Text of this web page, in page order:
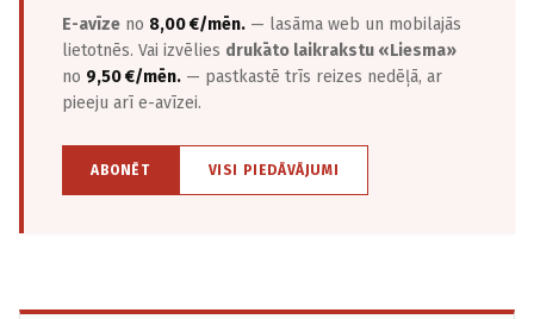
E-avīze no 8,00 €/mēn. — lasāma web un mobilajās
lietotnēs. Vai izvēlies drukāto laikrakstu «Liesma»
no 9,50 €/mēn. — pastkastē trīs reizes nedēļā, ar
pieeju arī e-avīzei.
ABONĒT VISI PIEDĀVĀJUMI